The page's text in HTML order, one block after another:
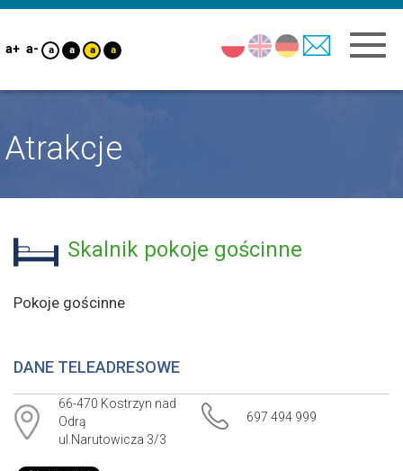
a+ a- a a a a
Atrakcje
Skalnik pokoje gościnne
Pokoje gościnne
DANE TELEADRESOWE
66-470 Kostrzyn nad
Odrą
ul.Narutowicza 3/3
697 494 999